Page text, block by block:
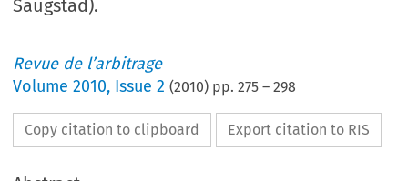
Saugstad).
Revue de l’arbitrage
Volume2010, Issue 2 (2010) pp.275 –298
Copy citation to clipboard Export citation to RIS